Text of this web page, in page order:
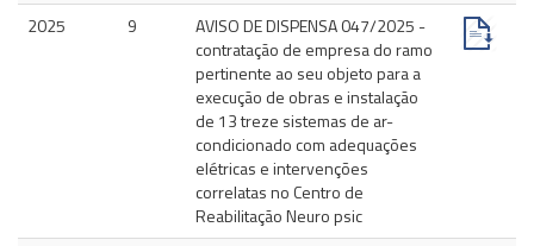
2025
9
AVISO DE DISPENSA 047/2025 -
contratação de empresa do ramo
pertinente ao seu objeto para a
execução de obras e instalação
de 13 treze sistemas de ar-
condicionado com adequações
elétricas e intervenções
correlatas no Centro de
Reabilitação Neuro psic